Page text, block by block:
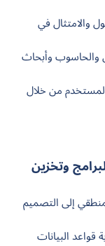
والامتثال في
والحاسوب وأبحاث
من خلال
وتخزين
إلى التصميم